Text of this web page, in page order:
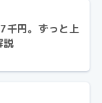
千円。ずっと上
説